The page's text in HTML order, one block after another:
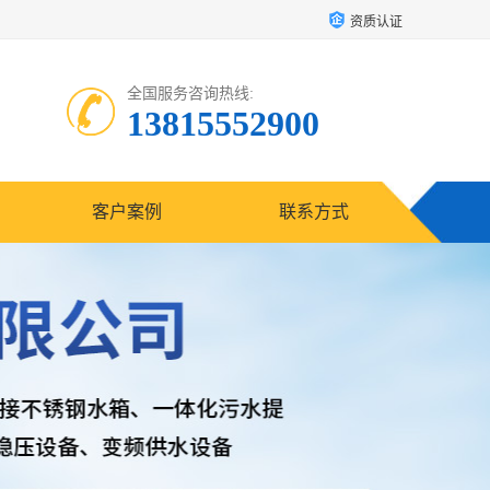
资质认证
全国服务咨询热线:
13815552900
客户案例 联系方式